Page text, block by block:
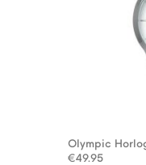
Olympic
€49.95